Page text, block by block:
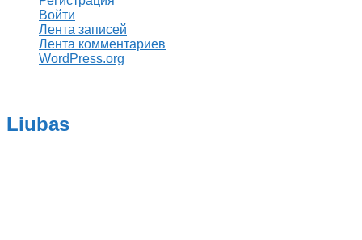
Войти
Лента записей
Лента комментариев
WordPress.org
Liubas